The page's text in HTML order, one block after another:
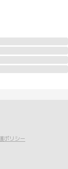
ポリシー